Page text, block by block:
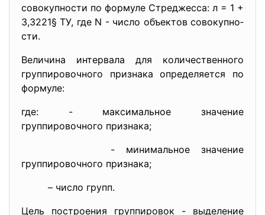
совокупности по форму­ле Стреджесса: л = 1 +
3,3221§ ТУ, где N - число объектов совокупно­
сти.
Величина интервала для количественного
группировочного признака определяется по
формуле:
где: - максимальное значение
группировочного признака;
- минимальное значение
группировочного признака;
– число групп.
Цель построения группировок - выделение